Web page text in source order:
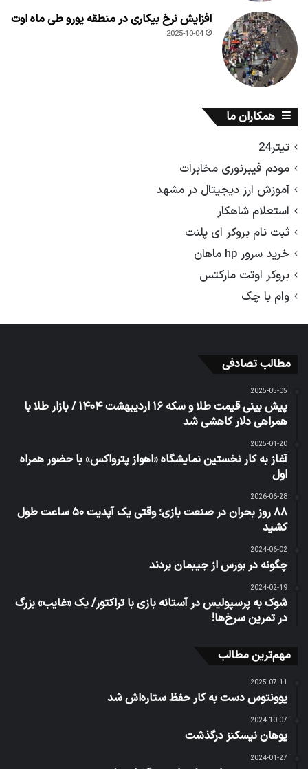
افزایش نرخ بیکاری در منطقه یورو طی ماه اوت
2025-10-04
همکاران ما
تیتر24
مودم فیبرنوری مخابرات
آموزش ارز دیجیتال در مشهد
استعلام شاهکار
ثبت نام بروکر ای پلنت
خرید سرور hp ماهان
بروکر اوتت مارکتس
وام با چک
مطالب تصادفی
2025-05-05
پیش بینی قیمت طلا و سکه ۱۶ اردیبهشت ۱۴۰۴ / بازار طلا با
همراهی دلار کاهشی شد
2025-01-20
آغاز به کار نخستین نمایشگاه «اهواز پترواکس» با حضور همراه
اول
2026-06-28
۸۸ روز بحران در صنعت بازی؛ وقتی یک آپدیت ۵۰ ساعت طول
کشید
2024-06-02
چگونه در بورس از جیبمان بردند
2024-02-19
شوک به پرسپولیس در آستانه بازی با تراکتور/ یک «غایب» بزرگ
در تمرین سرخ‌ها!
مهم‌ترین مطالب
2025-07-11
یوونتوس دست به کار حفظ ستاره‌اش شد
2024-10-07
یوهان نیسکنز درگذشت
2024-01-27